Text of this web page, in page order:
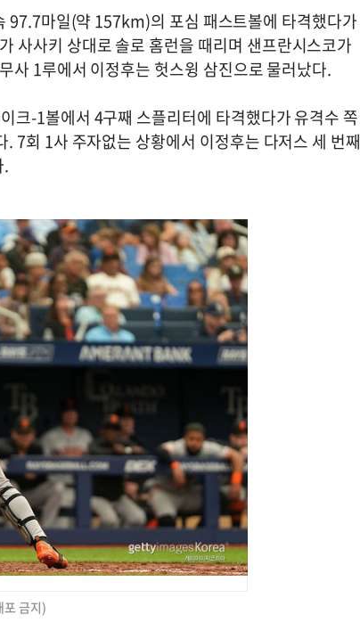
97.7마일(약 157km)의 포심 패스트볼에 타격했다가
사사키 상대로 솔로 홈런을 때리며 샌프란시스코가
사 1루에서 이정후는 헛스윙 삼진으로 물러났다.
크-1볼에서 4구째 스플리터에 타격했다가 유격수 쪽
7회 1사 주자없는 상황에서 이정후는 다저스 세 번째
.
금지)